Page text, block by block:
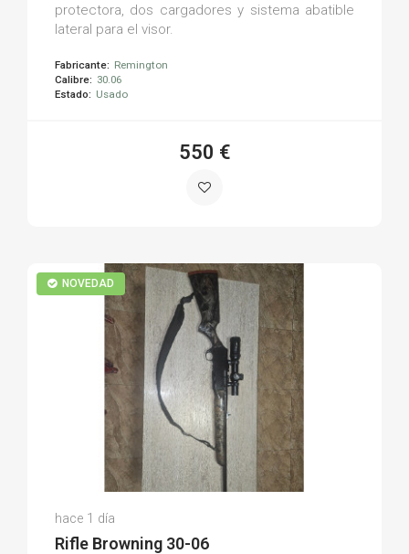
protectora, dos cargadores y sistema abatible
lateral para el visor.
Fabricante: Remington
Calibre: 30.06
Estado: Usado
550 €
NOVEDAD
Daniel M.
(0)
hace 1 día
Rifle Browning 30-06